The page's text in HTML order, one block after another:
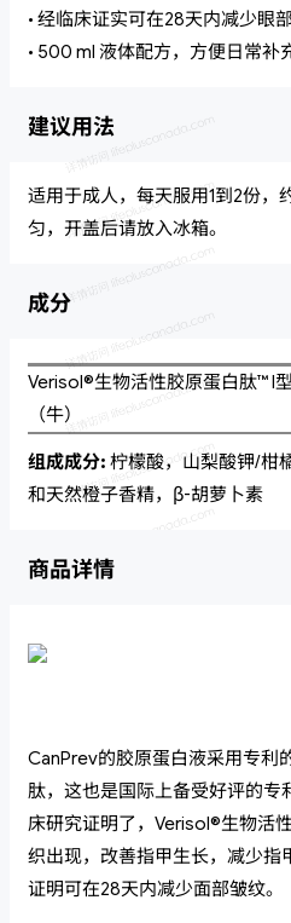
• 经临床证实可在28天内减少眼部
• 500 ml 液体配方，方便日常补
建议用法
适用于成人，每天服用1到2份，
匀，开盖后请放入冰箱。
成分
Verisol®生物活性胶原蛋白肽™ I
（牛）
组成成分: 柠檬酸，山梨酸钾/柑
和天然橙子香精，β-胡萝卜素
商品详情
CanPrev的胶原蛋白液采用专利
肽，这也是国际上备受好评的专
床研究证明了，Verisol®生物活
织出现，改善指甲生长，减少指
证明可在28天内减少面部皱纹。